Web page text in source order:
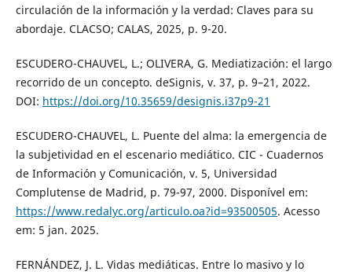
circulación de la información y la verdad: Claves para su
abordaje. CLACSO; CALAS, 2025, p. 9-20.
ESCUDERO-CHAUVEL, L.; OLIVERA, G. Mediatización: el largo
recorrido de un concepto. deSignis, v. 37, p. 9–21, 2022.
DOI: https://doi.org/10.35659/designis.i37p9-21
ESCUDERO-CHAUVEL, L. Puente del alma: la emergencia de
la subjetividad en el escenario mediático. CIC - Cuadernos
de Información y Comunicación, v. 5, Universidad
Complutense de Madrid, p. 79-97, 2000. Disponível em:
https://www.redalyc.org/articulo.oa?id=93500505. Acesso
em: 5 jan. 2025.
FERNÁNDEZ, J. L. Vidas mediáticas. Entre lo masivo y lo